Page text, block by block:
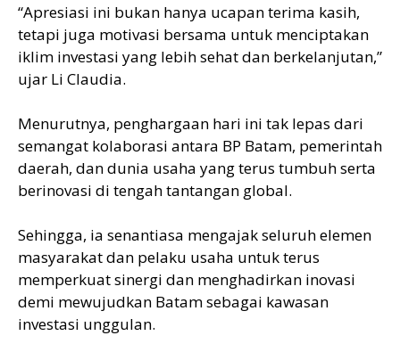
“Apresiasi ini bukan hanya ucapan terima kasih,
tetapi juga motivasi bersama untuk menciptakan
iklim investasi yang lebih sehat dan berkelanjutan,”
ujar Li Claudia.
Menurutnya, penghargaan hari ini tak lepas dari
semangat kolaborasi antara BP Batam, pemerintah
daerah, dan dunia usaha yang terus tumbuh serta
berinovasi di tengah tantangan global.
Sehingga, ia senantiasa mengajak seluruh elemen
masyarakat dan pelaku usaha untuk terus
memperkuat sinergi dan menghadirkan inovasi
demi mewujudkan Batam sebagai kawasan
investasi unggulan.